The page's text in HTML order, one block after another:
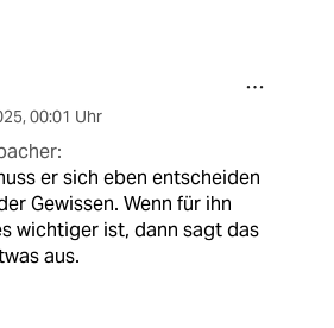
, 00:01 Uhr
er sich eben entscheiden
Gewissen. Wenn für ihn
wichtiger ist, dann sagt das
aus.